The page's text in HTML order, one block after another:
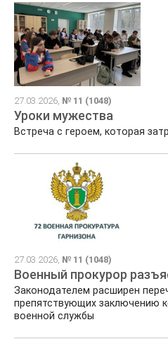
27.03.2026, № 11 (1048)
Уроки мужества
Встреча с героем, которая
27.03.2026, № 11 (1048)
Военный прокурор
Законодателем расширен
препятствующих заключению
военной службы